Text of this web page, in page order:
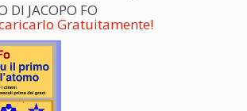
DI JACOPO FO
Gratuitamente!